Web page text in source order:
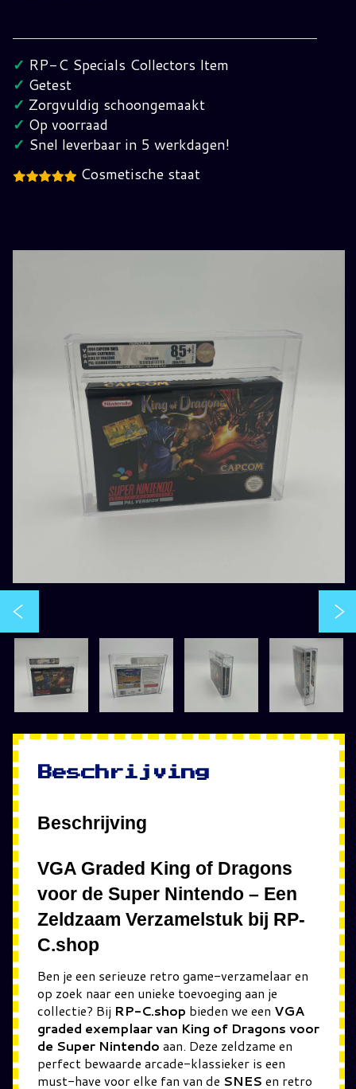
of
Dragons
Super
Nintendo
(Gegradeerd
85
hoeveelheid
✓ RP-C Specials Collectors Item
✓ Getest
✓ Zorgvuldig schoongemaakt
✓ Op voorraad
✓ Snel leverbaar in 5 werkdagen!
Cosmetische staat
Beschrijving
Beschrijving
VGA Graded King of Dragons
voor de Super Nintendo – Een
Zeldzaam Verzamelstuk bij RP-
C.shop
Ben je een serieuze retro game-verzamelaar en
op zoek naar een unieke toevoeging aan je
collectie? Bij RP-C.shop bieden we een VGA
graded exemplaar van King of Dragons voor
de Super Nintendo aan. Deze zeldzame en
perfect bewaarde arcade-klassieker is een
must-have voor elke fan van de SNES en retro